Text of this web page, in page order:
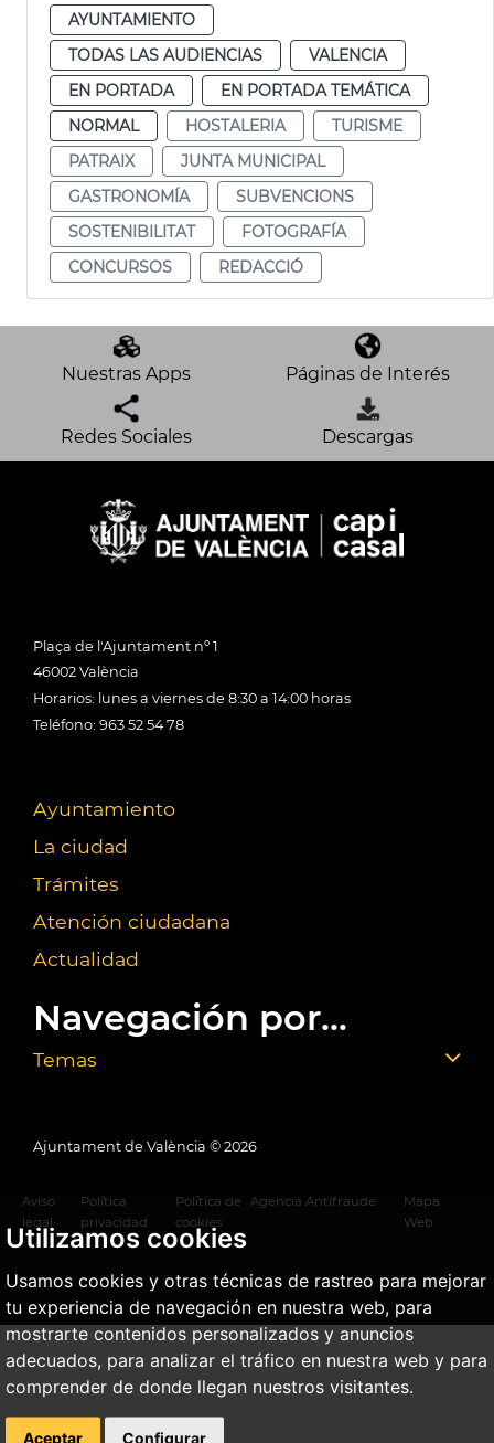
Utilizamos cookies
Usamos cookies y otras técnicas de rastreo para mejorar
tu experiencia de navegación en nuestra web, para
mostrarte contenidos personalizados y anuncios
adecuados, para analizar el tráfico en nuestra web y para
comprender de donde llegan nuestros visitantes.
Aceptar Configurar
AYUNTAMIENTO
TODAS LAS AUDIENCIAS
VALENCIA
EN PORTADA
EN PORTADA TEMÁTICA
NORMAL
HOSTALERIA
TURISME
PATRAIX
JUNTA MUNICIPAL
GASTRONOMÍA
SUBVENCIONS
SOSTENIBILITAT
FOTOGRAFÍA
CONCURSOS
REDACCIÓ
Nuestras Apps Páginas de Interés
Redes Sociales Descargas
Plaça de l'Ajuntament nº 1
46002 València
Horarios: lunes a viernes de 8:30 a 14:00 horas
Teléfono: 963 52 54 78
Ayuntamiento
La ciudad
Trámites
Atención ciudadana
Actualidad
Navegación por...
Temas
Ajuntament de València © 2026
Aviso
legal
Política
privacidad
Política de
cookies
Agencia Antifraude
Mapa
Web